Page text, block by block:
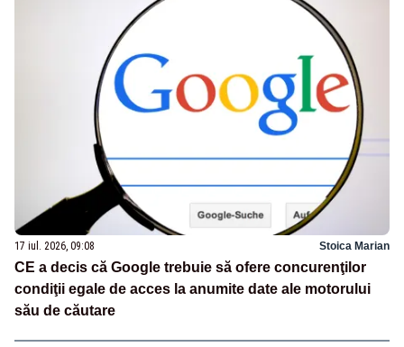
17 iul. 2026, 09:08 Stoica Marian
CE a decis că Google trebuie să ofere concurenţilor
condiţii egale de acces la anumite date ale motorului
său de căutare